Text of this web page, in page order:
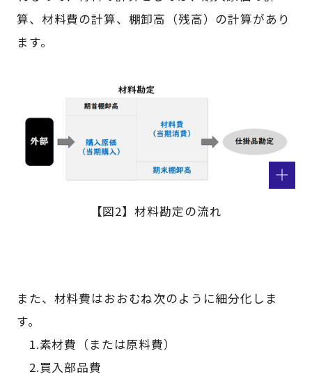
算、材料費の計算、棚卸高（残高）の計算があり
ます。
【図2】材料勘定の流れ
また、材料費はおおむね次のように細分化しま
す。
1.素材費（または原料費）
2.買入部品費